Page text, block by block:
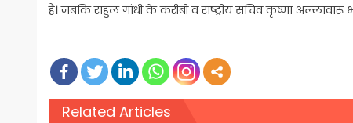
है। जबकि राहुल गांधी के करीबी व राष्ट्रीय सचिव कृष्णा अल्लावारू
Related Articles